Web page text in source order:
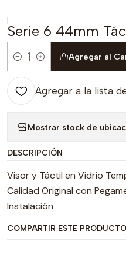
|
Serie 6 44mm
Cantidad
Agregar al
Agregar a la lista
Mostrar stock de
DESCRIPCIÓN
Visor y Táctil en Vidrio
Calidad Original con
Instalación
COMPARTIR ESTE PRODUCTO